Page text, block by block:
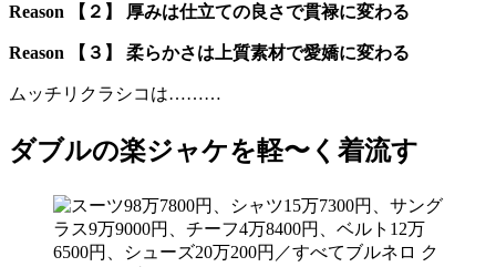
Reason 【２】 厚みは仕立ての良さで貫禄に変わる
Reason 【３】 柔らかさは上質素材で愛嬌に変わる
ムッチリクラシコは………
ダブルの楽ジャケを軽〜く着流す